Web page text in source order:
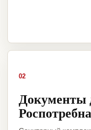
02
Документы